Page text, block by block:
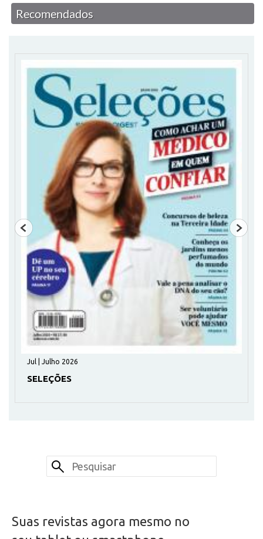
Recomendados
Jul | Julho 2026
SELEÇÕES
Suas revistas agora mesmo no